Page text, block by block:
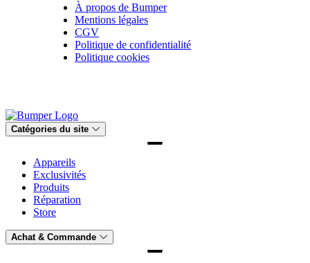
À propos de Bumper
Mentions légales
CGV
Politique de confidentialité
Politique cookies
Catégories du site
Appareils
Exclusivités
Produits
Réparation
Store
Achat & Commande